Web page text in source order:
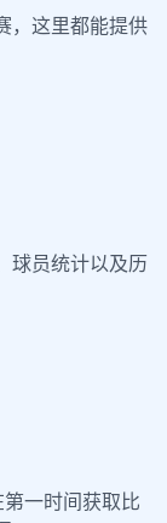
，这里都能提供
球员统计以及历
一时间获取比